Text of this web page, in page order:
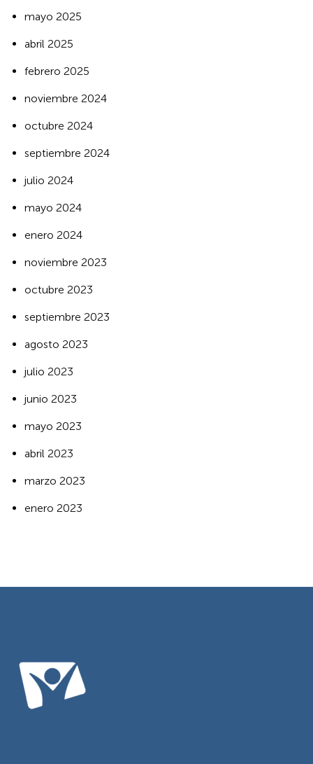
mayo 2025
abril 2025
febrero 2025
noviembre 2024
octubre 2024
septiembre 2024
julio 2024
mayo 2024
enero 2024
noviembre 2023
octubre 2023
septiembre 2023
agosto 2023
julio 2023
junio 2023
mayo 2023
abril 2023
marzo 2023
enero 2023